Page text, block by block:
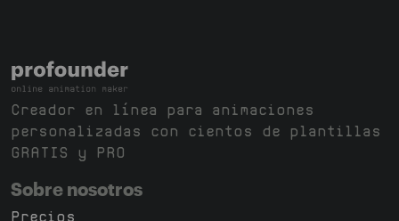
Creador en línea para animaciones
personalizadas con cientos de plantillas
GRATIS y PRO
Sobre nosotros
Precios